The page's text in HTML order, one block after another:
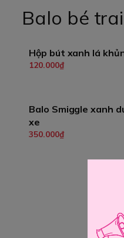
Balo bé trai
Hộp bút xanh lá
120.000₫
Balo Smiggle xanh
xe
350.000₫